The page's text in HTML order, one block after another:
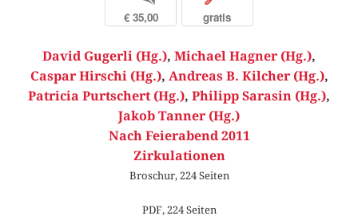
€ 35,00 gratis
David Gugerli (Hg.), Michael Hagner (Hg.),
Caspar Hirschi (Hg.), Andreas B. Kilcher (Hg.),
Patricia Purtschert (Hg.), Philipp Sarasin (Hg.),
Jakob Tanner (Hg.)
Nach Feierabend 2011
Zirkulationen
Broschur, 224 Seiten
PDF, 224 Seiten